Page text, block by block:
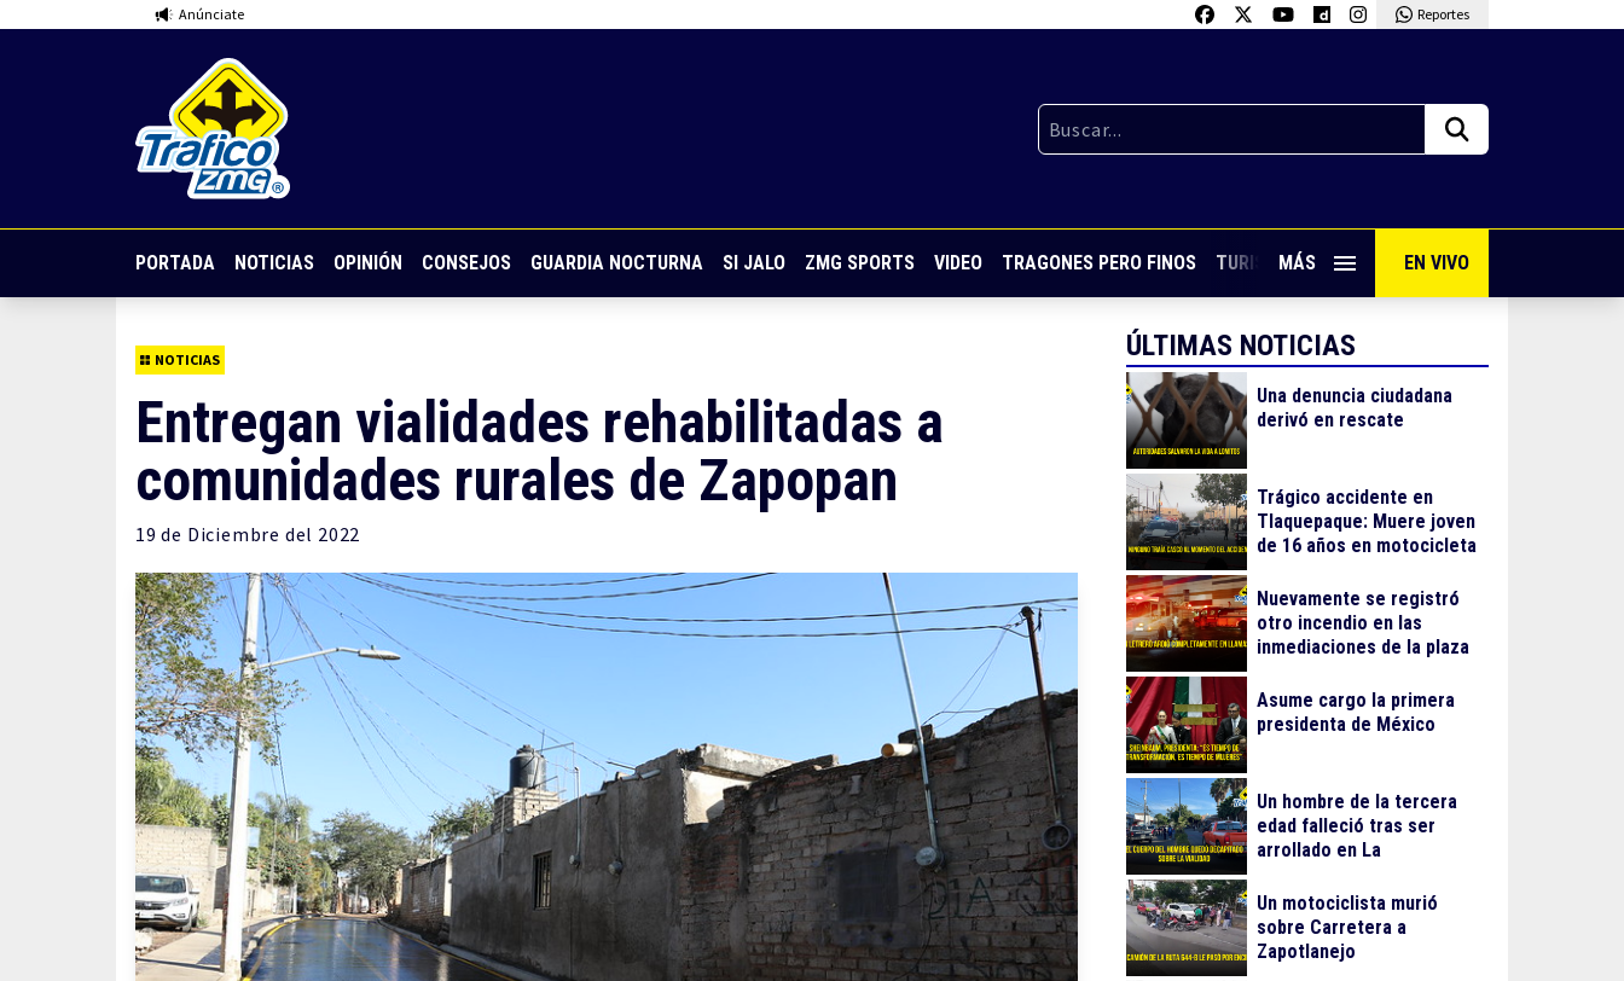
Anúnciate Reportes
PORTADA NOTICIAS OPINIÓN CONSEJOS GUARDIA NOCTURNA SI JALO ZMG SPORTS VIDEO TRAGONES PERO FINOS TURISMO CON SABOR VIVE PUERTO VALLARTA
MÁS EN VIVO
NOTICIAS
Entregan vialidades rehabilitadas a
comunidades rurales de Zapopan
19 de Diciembre del 2022
ÚLTIMAS NOTICIAS
Una denuncia ciudadana
derivó en rescate
Trágico accidente en
Tlaquepaque: Muere joven
de 16 años en motocicleta
Nuevamente se registró
otro incendio en las
inmediaciones de la plaza
Asume cargo la primera
presidenta de México
Un hombre de la tercera
edad falleció tras ser
arrollado en La
Un motociclista murió
sobre Carretera a
Zapotlanejo